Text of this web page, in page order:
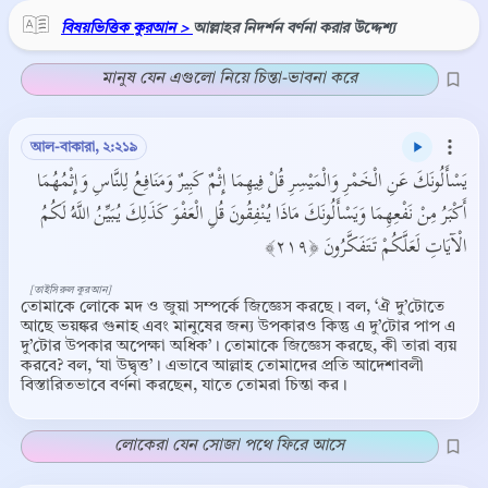
বিষয়ভিত্তিক কুরআন > আল্লাহর নিদর্শন বর্ণনা করার উদ্দেশ্য
মানুষ যেন এগুলো নিয়ে চিন্তা-ভাবনা করে
আল-বাকারা, ২:২১৯
يَسْأَلُونَكَ عَنِ الْخَمْرِ وَالْمَيْسِرِ قُلْ فِيهِمَا إِثْمٌ كَبِيرٌ وَمَنَافِعُ لِلنَّاسِ وَإِثْمُهُمَا
أَكْبَرُ مِنْ نَفْعِهِمَا وَيَسْأَلُونَكَ مَاذَا يُنْفِقُونَ قُلِ الْعَفْوَ كَذَلِكَ يُبَيِّنُ اللَّهُ لَكُمُ
الْآيَاتِ لَعَلَّكُمْ تَتَفَكَّرُونَ ﴿٢١٩﴾
তোমাকে লোকে মদ ও জুয়া সম্পর্কে জিজ্ঞেস করছে। বল, ‘ঐ দু’টোতে
আছে ভয়ঙ্কর গুনাহ এবং মানুষের জন্য উপকারও কিন্তু এ দু’টোর পাপ এ
দু’টোর উপকার অপেক্ষা অধিক’। তোমাকে জিজ্ঞেস করছে, কী তারা ব্যয়
করবে? বল, ‘যা উদ্বৃত্ত’। এভাবে আল্লাহ তোমাদের প্রতি আদেশাবলী
বিস্তারিতভাবে বর্ণনা করছেন, যাতে তোমরা চিন্তা কর ।
[তাইসিরুল কুরআন]
লোকেরা যেন সোজা পথে ফিরে আসে